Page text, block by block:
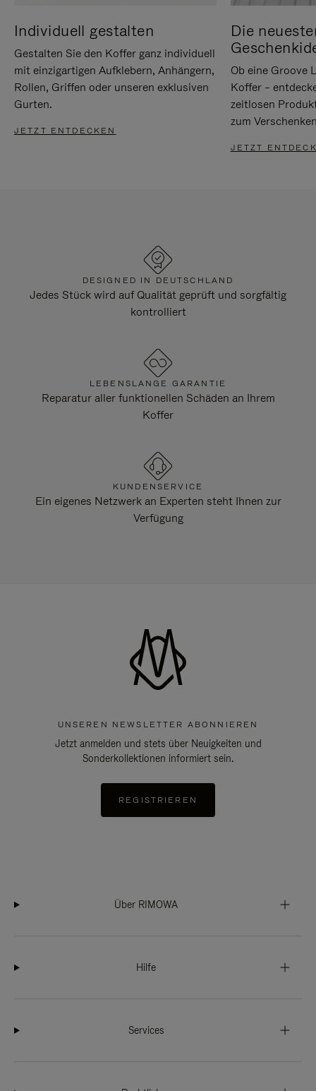
Individuell gestalten
Gestalten Sie den Koffer ganz individuell
mit einzigartigen Aufklebern, Anhängern,
Rollen, Griffen oder unseren exklusiven
Gurten.
JETZT ENTDECKEN
Die
Ob eine Groove
Koffer –
zeitlosen
zum
JETZT
DESIGNED IN DEUTSCHLAND
Jedes Stück wird auf Qualität geprüft und sorgfältig
kontrolliert
LEBENSLANGE GARANTIE
Reparatur aller funktionellen Schäden an Ihrem
Koffer
KUNDENSERVICE
Ein eigenes Netzwerk an Experten steht Ihnen zur
Verfügung
UNSEREN NEWSLETTER ABONNIEREN
Jetzt anmelden und stets über Neuigkeiten und
Sonderkollektionen informiert sein.
REGISTRIEREN
Über RIMOWA
Hilfe
Services